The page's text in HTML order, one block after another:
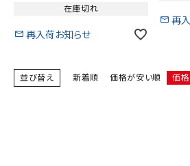
化粧品
在庫切れ
再入荷お知らせ
再
並び替え 新着順 価格が安い順 価